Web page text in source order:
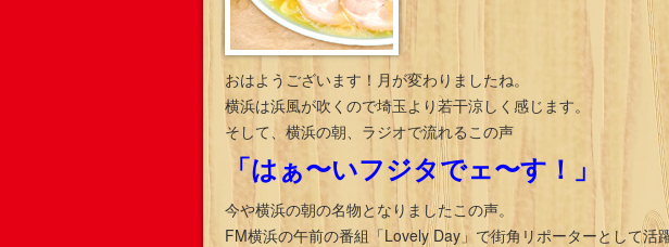
おはようございます！月が変わりましたね。
横浜は浜風が吹くので埼玉より若干涼しく感じます。
そして、横浜の朝、ラジオで流れるこの声
「はぁ〜いフジタでェ〜す！」
今や横浜の朝の名物となりましたこの声。
FM横浜の午前の番組「Lovely Day」で街角リポーターとして活